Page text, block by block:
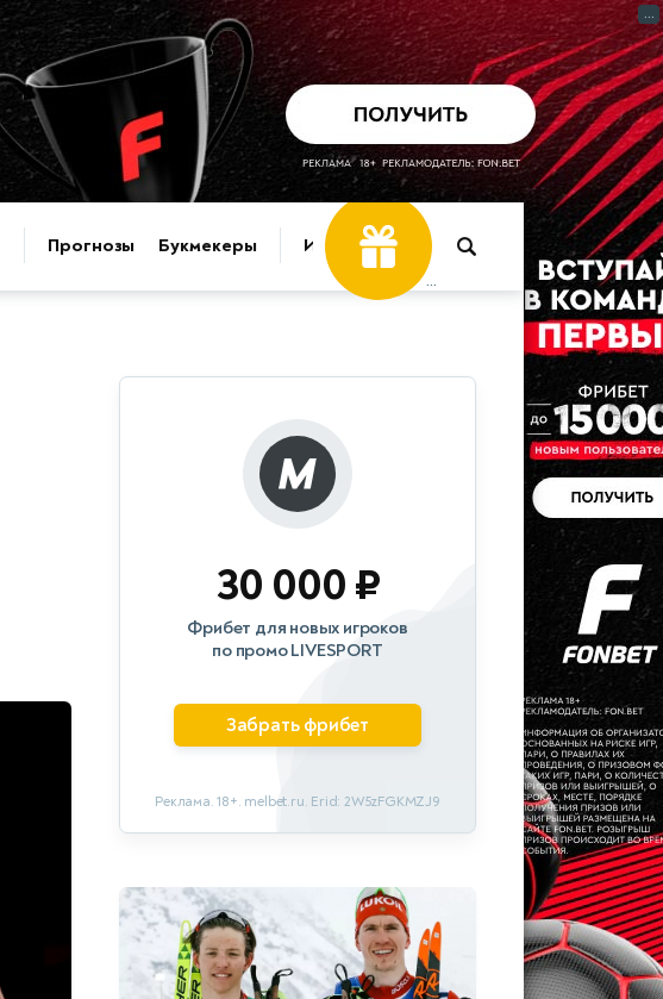
Прогнозы Букмекеры Игры
...
30 000 ₽
Фрибет для новых игроков
по промо LIVESPORT
Забрать фрибет
Реклама. 18+. melbet.ru. Erid: 2W5zFGKMZJ9
...